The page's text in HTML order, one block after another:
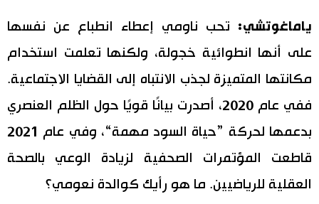
ياماغوتشي: تحب ناومي إعطاء انطباع عن نفسها
على أنها انطوائية خجولة، ولكنها تعلمت استخدام
مكانتها المتميزة لجذب الانتباه إلى القضايا الاجتماعية.
ففي عام 2020، أصدرت بيانًا قويًا حول الظلم العنصري
بدعمها لحركة ”حياة السود مهمة“، وفي عام 2021
قاطعت المؤتمرات الصحفية لزيادة الوعي بالصحة
العقلية للرياضيين. ما هو رأيك كوالدة نعومي؟